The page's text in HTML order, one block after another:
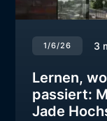
1/6/26 3
Lernen,
passiert:
Jade